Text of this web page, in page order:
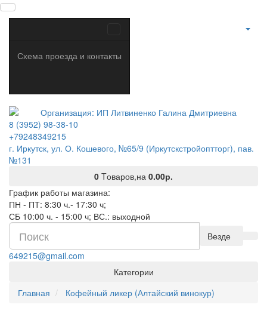
Схема проезда и контакты
8 (3952) 98-38-10
+79248349215
г. Иркутск, ул. О. Кошевого, №65/9 (Иркутскстройоптторг), пав.
№131
0 Tоваров,на 0.00р.
График работы магазина:
ПН - ПТ: 8:30 ч.- 17:30 ч;
СБ 10:00 ч. - 15:00 ч; ВС.: выходной
Везде
649215@gmail.com
Категории
Главная
Кофейный ликер (Алтайский винокур)